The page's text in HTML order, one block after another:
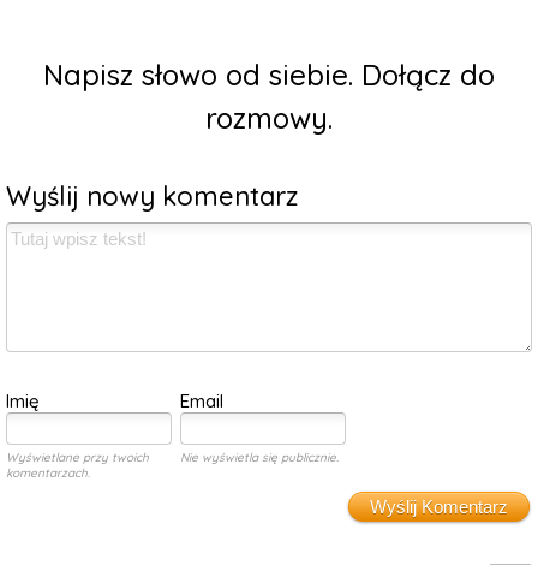
Napisz słowo od siebie. Dołącz do
rozmowy.
Wyślij nowy komentarz
Imię Email
Wyświetlane przy twoich
komentarzach.
Nie wyświetla się publicznie.
Wyślij Komentarz